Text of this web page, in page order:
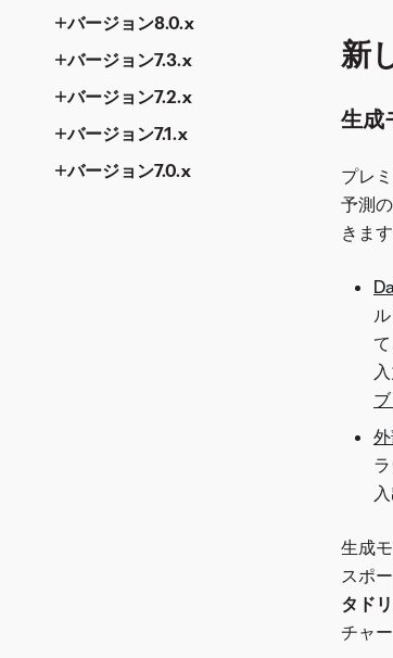
V10.2.1
V9.2.5
V9.2.4
V9.2.3
V9.2.2
V9.2.1
リ（V9.1）
コードファースト（V9.1）
MLOpsと予測（V9.1）
V9.1メンテナンスリリー
ス
V9.1.1
データ（V9.0）
モデリング（V9.0）
時系列（V9.0）
MLOps（V9.0）
プラットフォーム（V9.0）
バージョン8.0.x
バージョン8.0.0
時系列 (V8.0)
MLOps（V8.0）
V8.0.xメンテナンスリリ
バージョン7.3.x
AutoML（V7.3）
時系列 (V7.3)
MLOps（V7.3）
バージョン7.2.x
AutoML（V7.2）
時系列 (V7.2)
バージョン7.1.x
AutoML（V7.1）
バージョン7.0.x
新
生成
プレ
予測
きま
生成
スポ
タド
チャ